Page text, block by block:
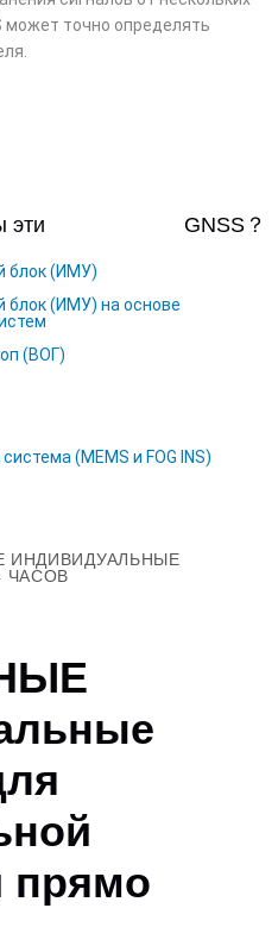
может точно определять
эти
GNSS ？
блок (ИМУ)
блок (ИМУ) на основе
(ВОГ)
(MEMS и FOG INS)
ИНДИВИДУАЛЬНЫЕ
ЧАСОВ
прямо